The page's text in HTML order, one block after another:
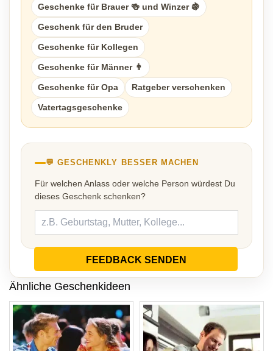
Geschenke für Brauer 🍻 und Winzer 🍇
Geschenk für den Bruder
Geschenke für Kollegen
Geschenke für Männer 👨
Geschenke für Opa Ratgeber verschenken
Vatertagsgeschenke
💬 GESCHENKLY BESSER MACHEN
Für welchen Anlass oder welche Person würdest Du
dieses Geschenk schenken?
FEEDBACK SENDEN
Ähnliche Geschenkideen